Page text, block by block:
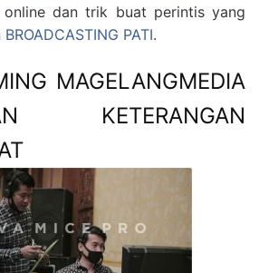
dan trik buat perintis yang
BROADCASTING PATI.
MAGELANGMEDIA
KETERANGAN